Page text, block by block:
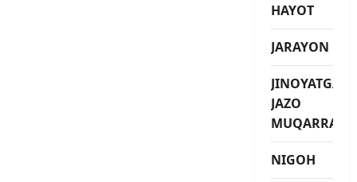
HAYOT
JARAYON
JINOYATGA
JAZO
MUQARRAR
NIGOH